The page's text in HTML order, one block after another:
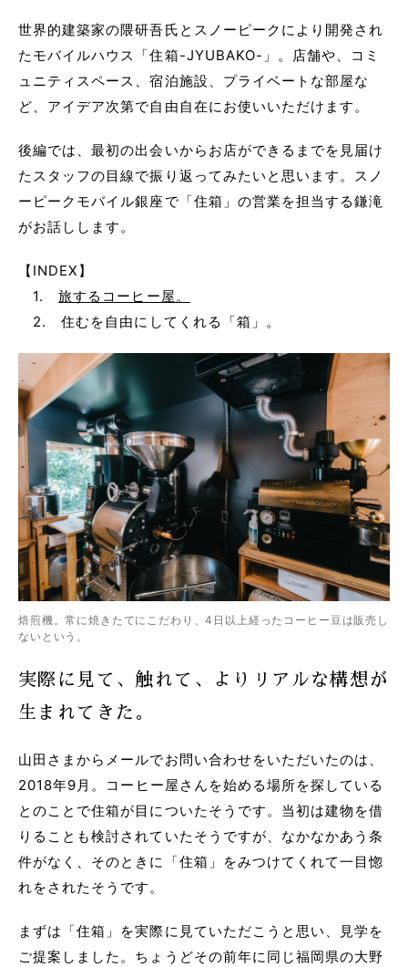
世界的建築家の隈研吾氏とスノーピークにより開発され
たモバイルハウス「住箱-JYUBAKO-」。店舗や、コミ
ュニティスペース、宿泊施設、プライベートな部屋な
ど、アイデア次第で自由自在にお使いいただけます。
後編では、最初の出会いからお店ができるまでを見届け
たスタッフの目線で振り返ってみたいと思います。スノ
ーピークモバイル銀座で「住箱」の営業を担当する鎌滝
がお話しします。
【INDEX】
1.旅するコーヒー屋。
2. 住むを自由にしてくれる「箱」。
焙煎機。常に焼きたてにこだわり、4日以上経ったコーヒー豆は販売し
ないという。
実際に見て、触れて、よりリアルな構想が
生まれてきた。
山田さまからメールでお問い合わせをいただいたのは、
2018年9月。コーヒー屋さんを始める場所を探している
とのことで住箱が目についたそうです。当初は建物を借
りることも検討されていたそうですが、なかなかあう条
件がなく、そのときに「住箱」をみつけてくれて一目惚
れをされたそうです。
まずは「住箱」を実際に見ていただこうと思い、見学を
ご提案しました。ちょうどその前年に同じ福岡県の大野